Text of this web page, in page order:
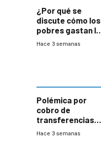
¿Por qué se
discute cómo los
pobres gastan la
plata?
Hace 3 semanas
Polémica por
cobro de
transferencias
del Mides en
Hace 3 semanas